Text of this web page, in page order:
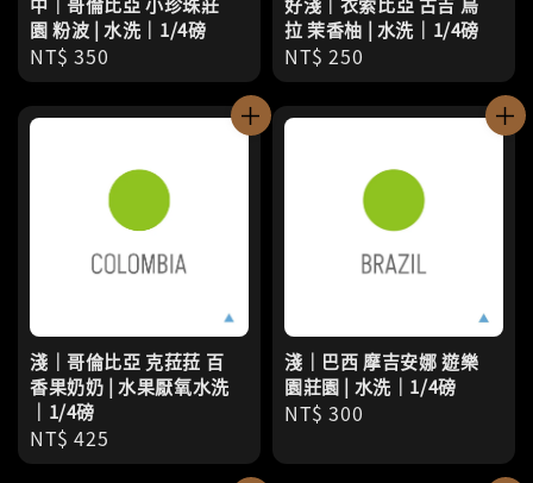
園 粉波 | 水洗｜1/4磅
Regular
price
NT$ 350
拉 茉香柚 | 水洗｜1/4磅
Regular
price
NT$ 250
淺｜哥倫比亞 克菈菈 百
香果奶奶 | 水果厭氧水洗
｜1/4磅
Regular
price
NT$ 425
淺｜巴西 摩吉安娜 遊樂
園莊園 | 水洗｜1/4磅
Regular
NT$ 300